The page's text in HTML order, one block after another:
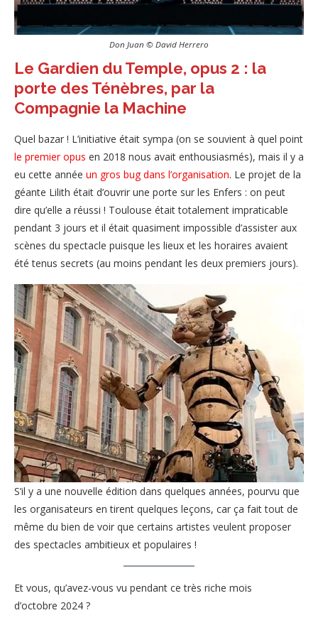
Don Juan © David Herrero
Le Gardien du Temple, opus 2 : la
porte des Ténèbres, par la
Compagnie la Machine
Quel bazar ! L’initiative était sympa (on se souvient à quel point
le premier opus en 2018 nous avait enthousiasmés), mais il y a
eu cette année un gros bug dans l’organisation. Le projet de la
géante Lilith était d’ouvrir une porte sur les Enfers : on peut
dire qu’elle a réussi ! Toulouse était totalement impraticable
pendant 3 jours et il était quasiment impossible d’assister aux
scènes du spectacle puisque les lieux et les horaires avaient
été tenus secrets (au moins pendant les deux premiers jours).
S’il y a une nouvelle édition dans quelques années, pourvu que
les organisateurs en tirent quelques leçons, car ça fait tout de
même du bien de voir que certains artistes veulent proposer
des spectacles ambitieux et populaires !
Et vous, qu’avez-vous vu pendant ce très riche mois
d’octobre 2024 ?